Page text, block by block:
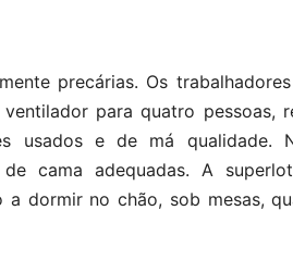
precárias. Os
para quatro pessoas,
usados e de má qualidade.
cama adequadas. A
dormir no chão, sob mesas,